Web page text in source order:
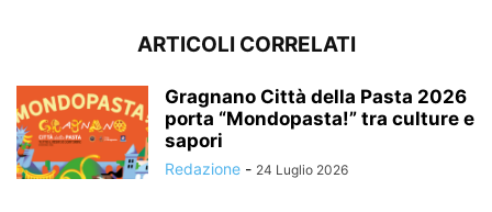
ARTICOLI CORRELATI
Gragnano Città della Pasta 2026
porta “Mondopasta!” tra culture e
sapori
Redazione - 24 Luglio 2026